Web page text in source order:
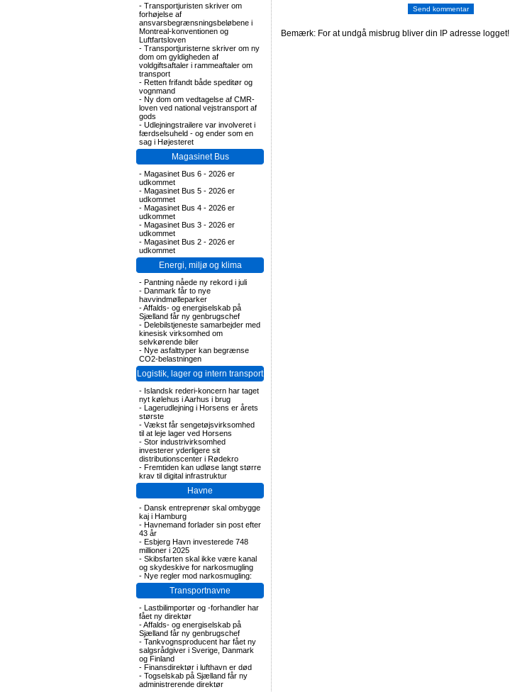
- Transportjuristen skriver om
forhøjelse af
ansvarsbegrænsningsbeløbene i
Montreal-konventionen og
Luftfartsloven
- Transportjuristerne skriver om ny
dom om gyldigheden af
voldgiftsaftaler i rammeaftaler om
transport
- Retten frifandt både speditør og
vognmand
- Ny dom om vedtagelse af CMR-
loven ved national vejstransport af
gods
- Udlejningstrailere var involveret i
færdselsuheld - og ender som en
sag i Højesteret
Magasinet Bus
- Magasinet Bus 6 - 2026 er
udkommet
- Magasinet Bus 5 - 2026 er
udkommet
- Magasinet Bus 4 - 2026 er
udkommet
- Magasinet Bus 3 - 2026 er
udkommet
- Magasinet Bus 2 - 2026 er
udkommet
Energi, miljø og klima
- Pantning nåede ny rekord i juli
- Danmark får to nye
havvindmølleparker
-Affalds- og energiselskab på
Sjælland får ny genbrugschef
- Delebilstjeneste samarbejder med
kinesisk virksomhed om
selvkørende biler
- Nye asfalttyper kan begrænse
CO2-belastningen
Logistik, lager og intern transport
- Islandsk rederi-koncern har taget
nyt kølehus i Aarhus i brug
- Lagerudlejning i Horsens er årets
største
- Vækst får sengetøjsvirksomhed
til at leje lager ved Horsens
- Stor industrivirksomhed
investerer yderligere sit
distributionscenter i Rødekro
- Fremtiden kan udløse langt større
krav til digital infrastruktur
Havne
- Dansk entreprenør skal ombygge
kaj i Hamburg
- Havnemand forlader sin post efter
43 år
- Esbjerg Havn investerede 748
millioner i 2025
- Skibsfarten skal ikke være kanal
og skydeskive for narkosmugling
- Nye regler mod narkosmugling:
Transportnavne
- Lastbilimportør og -forhandler har
fået ny direktør
-Affalds- og energiselskab på
Sjælland får ny genbrugschef
- Tankvognsproducent har fået ny
salgsrådgiver i Sverige, Danmark
og Finland
- Finansdirektør i lufthavn er død
- Togselskab på Sjælland får ny
administrerende direktør
Bemærk: For at undgå misbrug bliver din IP adresse logget!